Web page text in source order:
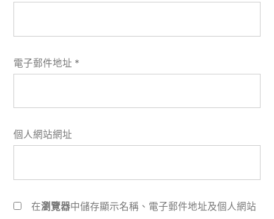
電子郵件地址 *
個人網站網址
在瀏覽器中儲存顯示名稱、電子郵件地址及個人網站